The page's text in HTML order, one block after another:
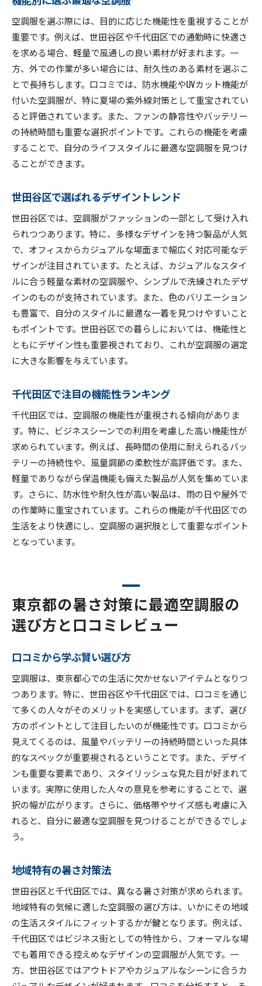
空調服を選ぶ際には、目的に応じた機能性を重視することが
重要です。例えば、世田谷区や千代田区での通勤時に快適さ
を求める場合、軽量で風通しの良い素材が好まれます。一
方、外での作業が多い場合には、耐久性のある素材を選ぶこ
とで長持ちします。口コミでは、防水機能やUVカット機能が
付いた空調服が、特に夏場の紫外線対策として重宝されてい
ると評価されています。また、ファンの静音性やバッテリー
の持続時間も重要な選択ポイントです。これらの機能を考慮
することで、自分のライフスタイルに最適な空調服を見つけ
ることができます。
世田谷区で選ばれるデザイントレンド
世田谷区では、空調服がファッションの一部として受け入れ
られつつあります。特に、多様なデザインを持つ製品が人気
で、オフィスからカジュアルな場面まで幅広く対応可能なデ
ザインが注目されています。たとえば、カジュアルなスタイ
ルに合う軽量な素材の空調服や、シンプルで洗練されたデザ
インのものが支持されています。また、色のバリエーション
も豊富で、自分のスタイルに最適な一着を見つけやすいこと
もポイントです。世田谷区での暮らしにおいては、機能性と
ともにデザイン性も重要視されており、これが空調服の選定
に大きな影響を与えています。
千代田区で注目の機能性ランキング
千代田区では、空調服の機能性が重視される傾向がありま
す。特に、ビジネスシーンでの利用を考慮した高い機能性が
求められています。例えば、長時間の使用に耐えられるバッ
テリーの持続性や、風量調節の柔軟性が高評価です。また、
軽量でありながら保温機能も備えた製品が人気を集めていま
す。さらに、防水性や耐久性が高い製品は、雨の日や屋外で
の作業時に重宝されています。これらの機能が千代田区での
生活をより快適にし、空調服の選択肢として重要なポイント
となっています。
東京都の暑さ対策に最適空調服の
選び方と口コミレビュー
口コミから学ぶ賢い選び方
空調服は、東京都心での生活に欠かせないアイテムとなりつ
つあります。特に、世田谷区や千代田区では、口コミを通じ
て多くの人々がそのメリットを実感しています。まず、選び
方のポイントとして注目したいのが機能性です。口コミから
見えてくるのは、風量やバッテリーの持続時間といった具体
的なスペックが重要視されるということです。また、デザイ
ンも重要な要素であり、スタイリッシュな見た目が好まれて
います。実際に使用した人々の意見を参考にすることで、選
択の幅が広がります。さらに、価格帯やサイズ感も考慮に入
れると、自分に最適な空調服を見つけることができるでしょ
う。
地域特有の暑さ対策法
世田谷区と千代田区では、異なる暑さ対策が求められます。
地域特有の気候に適した空調服の選び方は、いかにその地域
の生活スタイルにフィットするかが鍵となります。例えば、
千代田区ではビジネス街としての特性から、フォーマルな場
でも着用できる控えめなデザインの空調服が人気です。一
方、世田谷区ではアウトドアやカジュアルなシーンに合うカ